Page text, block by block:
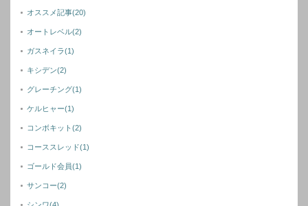
オススメ記事(20)
オートレベル(2)
ガスネイラ(1)
キシデン(2)
グレーチング(1)
ケルヒャー(1)
コンボキット(2)
コーススレッド(1)
ゴールド会員(1)
サンコー(2)